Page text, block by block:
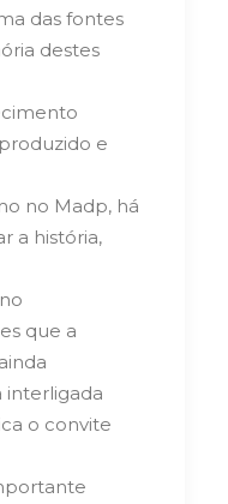
das fontes
destes
e
no Madp, há
a história,
que a
interligada
o convite